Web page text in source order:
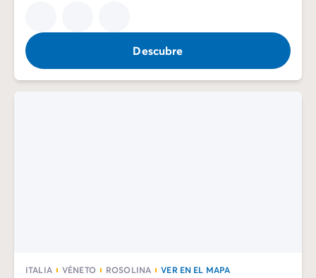
Descubre
ITALIA VÉNETO ROSOLINA VER EN EL MAPA